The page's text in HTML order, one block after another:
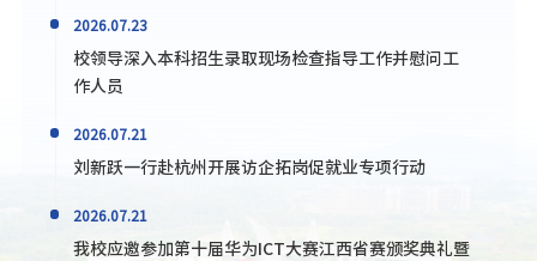
2026.07.23
校领导深入本科招生录取现场检查指导工作并慰问工
作人员
2026.07.21
刘新跃一行赴杭州开展访企拓岗促就业专项行动
2026.07.21
我校应邀参加第十届华为ICT大赛江西省赛颁奖典礼暨